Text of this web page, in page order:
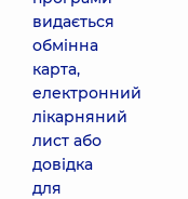
видається
обмінна
карта,
електронний
лікарняний
лист або
довідка
для